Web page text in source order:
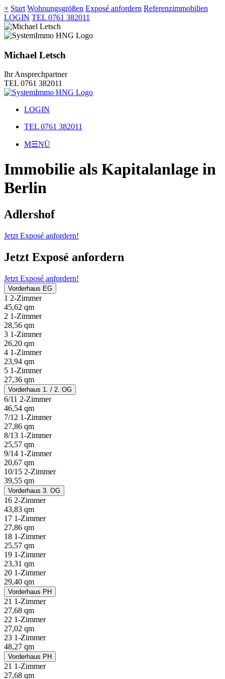
× Start Wohnungsgrößen Exposé anfordern Referenzimmobilien
LOGIN TEL 0761 382011
Michael Letsch
Ihr Ansprechpartner
TEL 0761 382011
LOGIN
TEL 0761 382011
M☰NÜ
Immobilie als Kapitalanlage in
Berlin
Adlershof
Jetzt Exposé anfordern!
Jetzt Exposé anfordern
Jetzt Exposé anfordern!
Vorderhaus EG
1 2-Zimmer
45,62 qm
2 1-Zimmer
28,56 qm
3 1-Zimmer
26,20 qm
4 1-Zimmer
23,94 qm
5 1-Zimmer
27,36 qm
Vorderhaus 1. / 2. OG
6/11 2-Zimmer
46,54 qm
7/12 1-Zimmer
27,86 qm
8/13 1-Zimmer
25,57 qm
9/14 1-Zimmer
20,67 qm
10/15 2-Zimmer
39,55 qm
Vorderhaus 3. OG
16 2-Zimmer
43,83 qm
17 1-Zimmer
27,86 qm
18 1-Zimmer
25,57 qm
19 1-Zimmer
23,31 qm
20 1-Zimmer
29,40 qm
Vorderhaus PH
21 1-Zimmer
27,68 qm
22 1-Zimmer
27,02 qm
23 1-Zimmer
48,27 qm
Vorderhaus PH
21 1-Zimmer
27,68 qm